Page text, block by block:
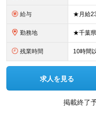
給与
勤務地
残業時間 10時間
求人を見る
掲載終了